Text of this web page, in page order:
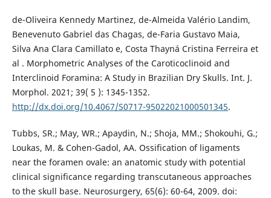
de-Oliveira Kennedy Martinez, de-Almeida Valério Landim,
Benevenuto Gabriel das Chagas, de-Faria Gustavo Maia,
Silva Ana Clara Camillato e, Costa Thayná Cristina Ferreira et
al . Morphometric Analyses of the Caroticoclinoid and
Interclinoid Foramina: A Study in Brazilian Dry Skulls. Int. J.
Morphol. 2021; 39( 5 ): 1345-1352.
http://dx.doi.org/10.4067/S0717-95022021000501345.
Tubbs, SR.; May, WR.; Apaydin, N.; Shoja, MM.; Shokouhi, G.;
Loukas, M. & Cohen-Gadol, AA. Ossification of ligaments
near the foramen ovale: an anatomic study with potential
clinical significance regarding transcutaneous approaches
to the skull base. Neurosurgery, 65(6): 60-64, 2009. doi: